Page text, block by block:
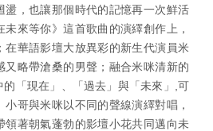
盪，也讓那個時代的記憶再一次鮮活
來等你》這首歌曲的演繹創作上，
在華語影壇大放異彩的新生代演員米
又略帶滄桑的男聲；融合米咪清新的
「現在」、「過去」與「未來」,可
哥與米咪以不同的聲線演繹對唱，
領著朝氣蓬勃的影壇小花共同邁向未